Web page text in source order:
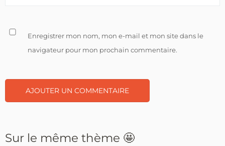
Enregistrer mon nom, mon e-mail et mon site dans le
navigateur pour mon prochain commentaire.
Sur le même thème 🤩